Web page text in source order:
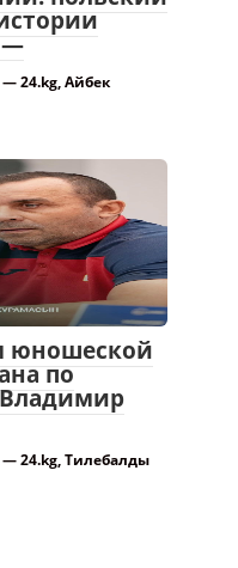
польский
—
24.kg, Айбек
юношеской
по
24.kg, Тилебалды